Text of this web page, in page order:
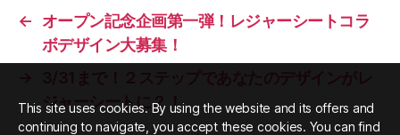
←
オープン記念企画第一弾！レジャーシートコラ
ボデザイン大募集！
ジャーシートに？！
This site uses cookies. By using the website and its offers and
continuing to navigate, you accept these cookies. You can find